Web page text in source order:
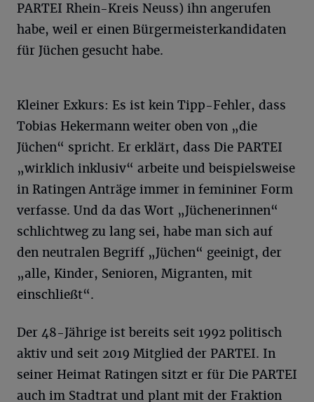
PARTEI Rhein-Kreis Neuss) ihn angerufen
habe, weil er einen Bürgermeisterkandidaten
für Jüchen gesucht habe.
Kleiner Exkurs: Es ist kein Tipp-Fehler, dass
Tobias Hekermann weiter oben von „die
Jüchen“ spricht. Er erklärt, dass Die PARTEI
„wirklich inklusiv“ arbeite und beispielsweise
in Ratingen Anträge immer in femininer Form
verfasse. Und da das Wort „Jüchenerinnen“
schlichtweg zu lang sei, habe man sich auf
den neutralen Begriff „Jüchen“ geeinigt, der
„alle, Kinder, Senioren, Migranten, mit
einschließt“.
Der 48-Jährige ist bereits seit 1992 politisch
aktiv und seit 2019 Mitglied der PARTEI. In
seiner Heimat Ratingen sitzt er für Die PARTEI
auch im Stadtrat und plant mit der Fraktion